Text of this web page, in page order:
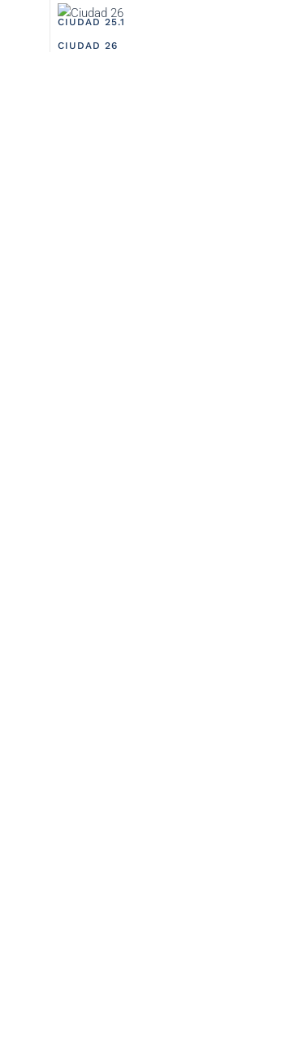
CIUDAD 25.1
CIUDAD 26